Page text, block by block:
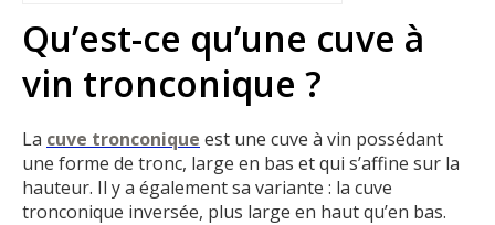
Qu’est-ce qu’une cuve à
vin tronconique ?
La cuve tronconique est une cuve à vin possédant
une forme de tronc, large en bas et qui s’affine sur la
hauteur. Il y a également sa variante : la cuve
tronconique inversée, plus large en haut qu’en bas.